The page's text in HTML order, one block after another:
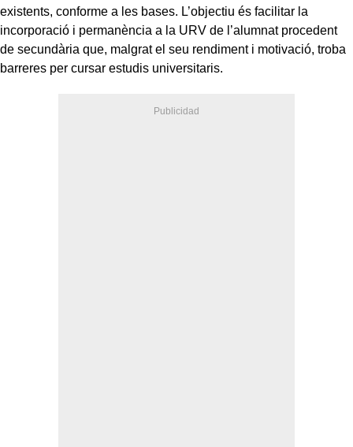
existents, conforme a les bases. L’objectiu és facilitar la
incorporació i permanència a la URV de l’alumnat procedent
de secundària que, malgrat el seu rendiment i motivació, troba
barreres per cursar estudis universitaris.